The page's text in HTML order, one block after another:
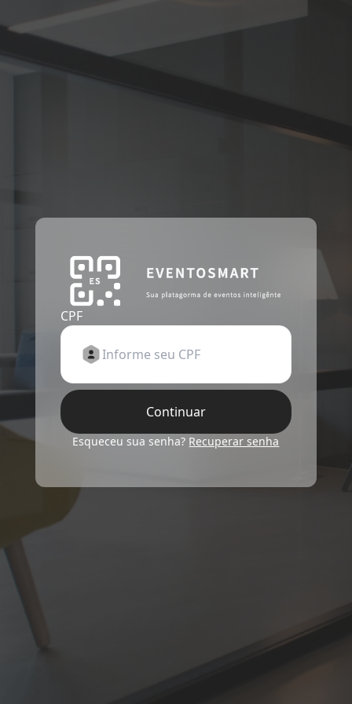
CPF
Continuar
Esqueceu sua senha? Recuperar senha